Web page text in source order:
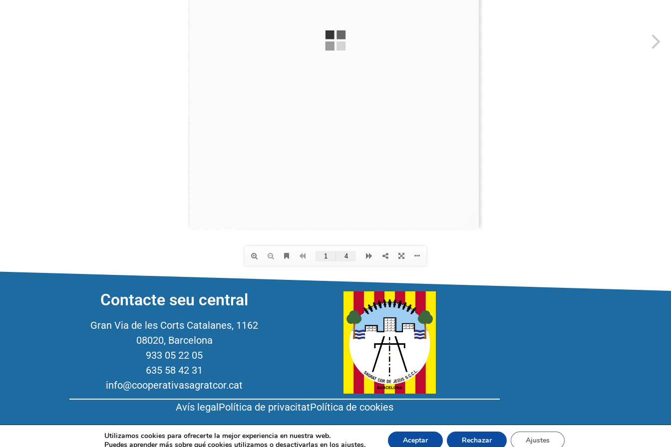
Contacte seu central
Gran Via de les Corts Catalanes, 1162
08020, Barcelona
933 05 22 05
635 58 42 31
info@cooperativasagratcor.cat
Avís legalPolítica de privacitatPolítica de cookies
Utilizamos cookies para ofrecerte la mejor experiencia en nuestra web.
Puedes aprender más sobre qué cookies utilizamos o desactivarlas en losajustes. Aceptar Rechazar Ajustes